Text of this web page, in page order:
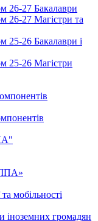
26-27 Бакалаври
26-27 Магістри та
25-26 Бакалаври і
25-26 Магістри
мобільності
іноземних громадян